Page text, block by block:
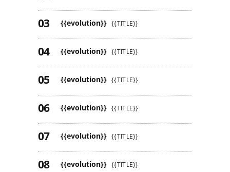
{{evolution}} {{TITLE}}
{{evolution}} {{TITLE}}
{{evolution}} {{TITLE}}
{{evolution}} {{TITLE}}
{{evolution}} {{TITLE}}
{{evolution}} {{TITLE}}